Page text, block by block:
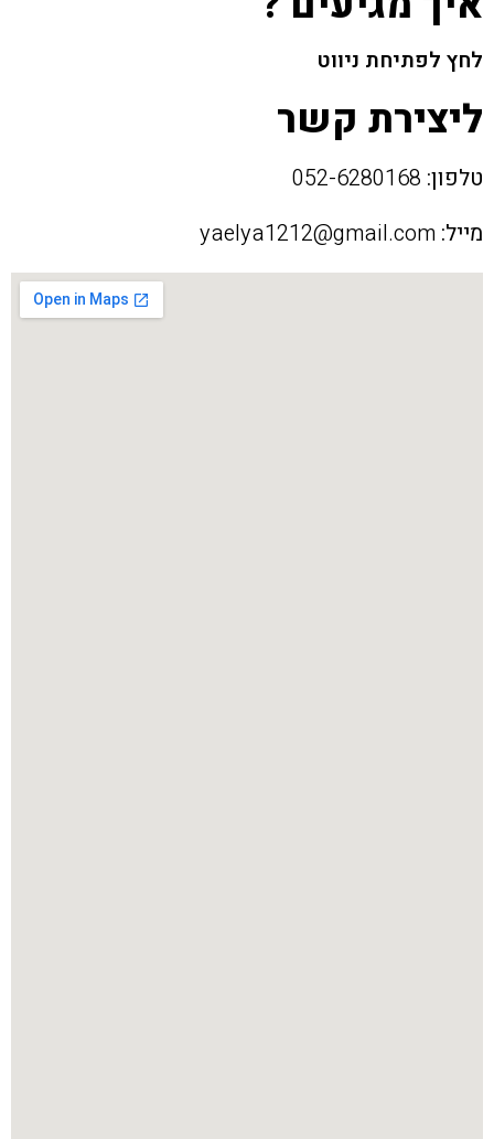
לחץ לפתיחת ניווט
ליצירת קשר
טלפון:
מייל: yaelya1212@gmail.com